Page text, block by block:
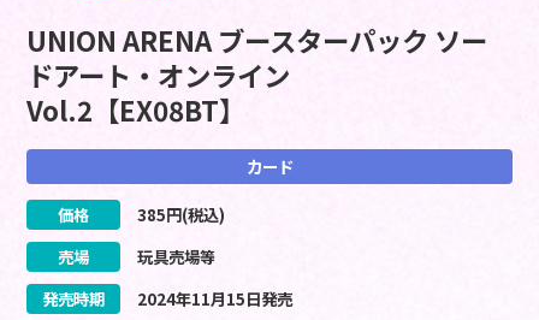
UNION ARENA ブースターパック ソー
ドアート・オンライン
Vol.2【EX08BT】
カード
価格 385円(税込)
売場
玩具売場等
発売時期
2024年11月15日発売